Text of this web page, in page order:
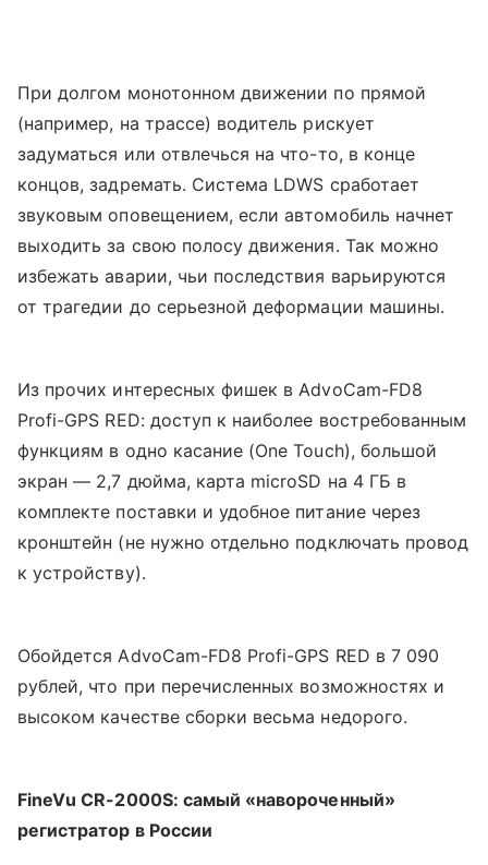
При долгом монотонном движении по прямой
(например, на трассе) водитель рискует
задуматься или отвлечься на что-то, в конце
концов, задремать. Система LDWS сработает
звуковым оповещением, если автомобиль начнет
выходить за свою полосу движения. Так можно
избежать аварии, чьи последствия варьируются
от трагедии до серьезной деформации машины.
Из прочих интересных фишек в AdvoCam-FD8
Profi-GPS RED: доступ к наиболее востребованным
функциям в одно касание (One Touch), большой
экран — 2,7 дюйма, карта microSD на 4 ГБ в
комплекте поставки и удобное питание через
кронштейн (не нужно отдельно подключать провод
к устройству).
Обойдется AdvoCam-FD8 Profi-GPS RED в 7 090
рублей, что при перечисленных возможностях и
высоком качестве сборки весьма недорого.
FineVu CR-2000S: самый «навороченный»
регистратор в России